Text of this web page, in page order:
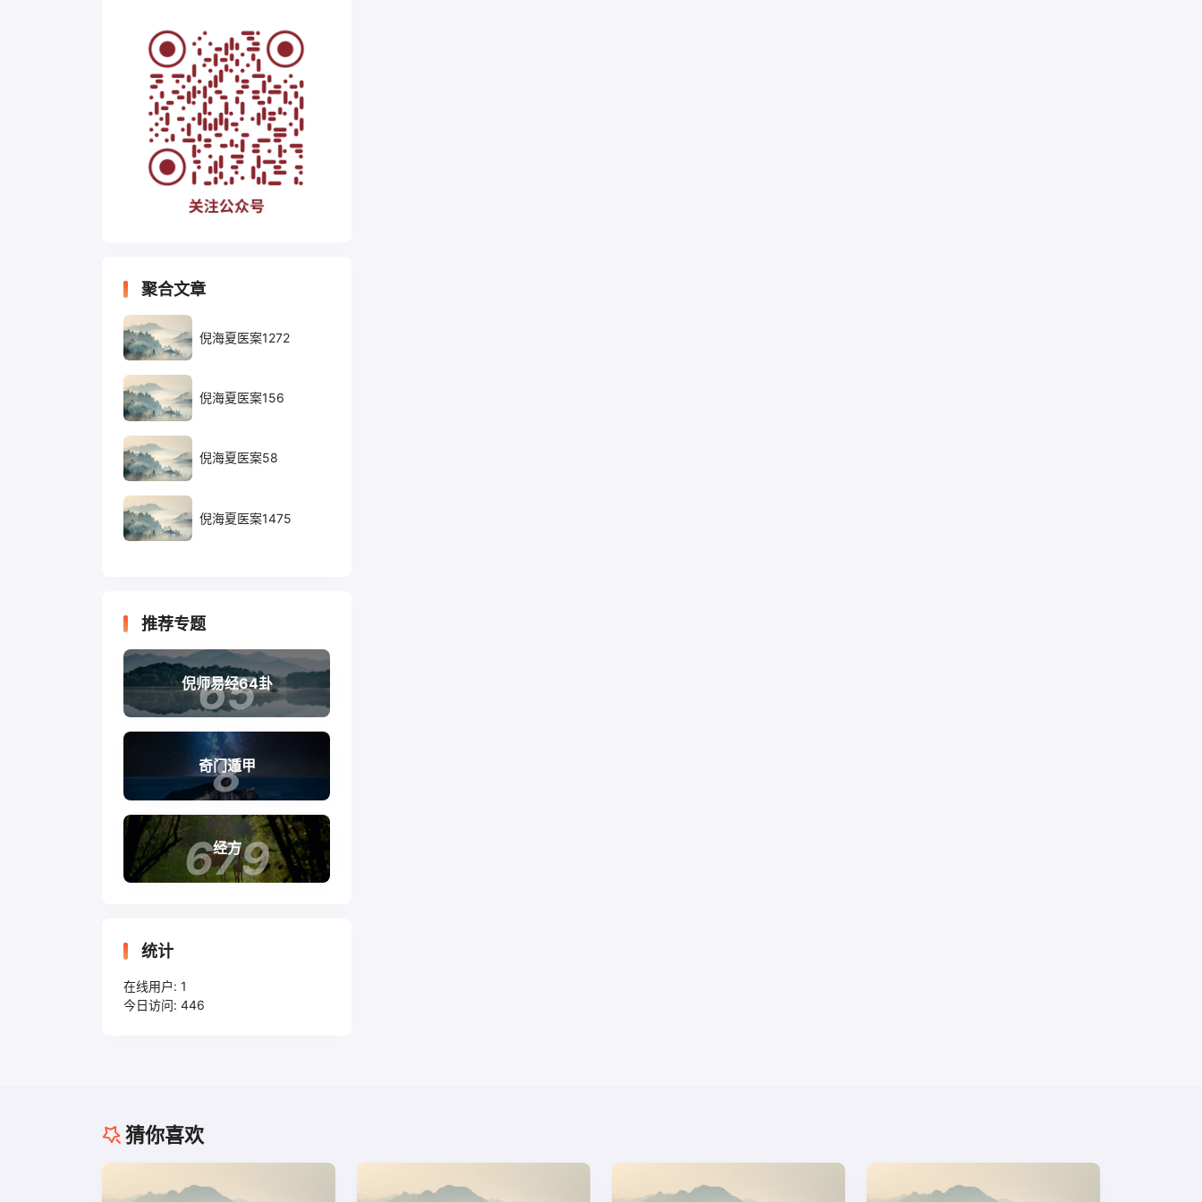
聚合文章
倪海夏医案1272
倪海夏医案156
倪海夏医案58
倪海夏医案1475
推荐专题
65
倪师易经64卦
8
奇门遁甲
679
经方
统计
在线用户: 1
今日访问: 446
猜你喜欢